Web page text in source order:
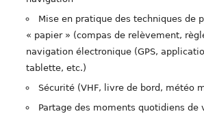
Mise en pratique des techniques de
« papier » (compas de relèvement,
navigation électronique (GPS,
tablette, etc.)
Sécurité (VHF, livre de bord, météo
Partage des moments quotidiens de